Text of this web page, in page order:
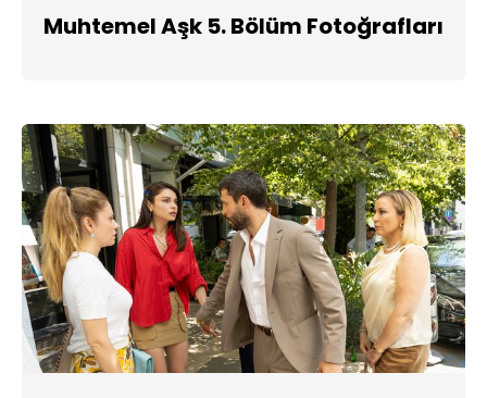
Muhtemel Aşk 5. Bölüm Fotoğrafları